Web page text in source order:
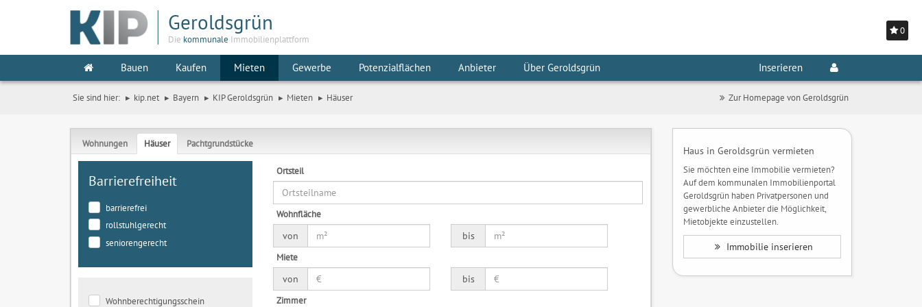
0
Geroldsgrün
Die kommunale Immobilienplattform
Bauen Kaufen Mieten Gewerbe Potenzialflächen Anbieter Über Geroldsgrün Inserieren
Sie sind hier: kip.net Bayern KIP Geroldsgrün Mieten Häuser Zur Homepage von Geroldsgrün
Wohnungen Häuser Pachtgrundstücke
Barrierefreiheit
barrierefrei
rollstuhlgerecht
seniorengerecht
Wohnberechtigungsschein
Ortsteil
Wohnfläche
von
bis
Miete
von
bis
Zimmer
Haus in Geroldsgrün vermieten
Sie möchten eine Immobilie vermieten?
Auf dem kommunalen Immobilienportal
Geroldsgrün haben Privatpersonen und
gewerbliche Anbieter die Möglichkeit,
Mietobjekte einzustellen.
Immobilie inserieren